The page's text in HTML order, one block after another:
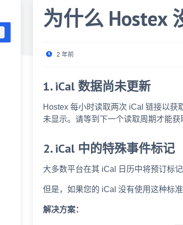
为什么 Hostex
2 年前
1. iCal 数据尚未更新
Hostex 每小时读取两次 iCal 链接以获
未显示。请等到下一个读取周期才能获
2. iCal 中的特殊事件标记
大多数平台在其 iCal 日历中将预订标
但是，如果您的 iCal 没有使用这种标
解决方案：